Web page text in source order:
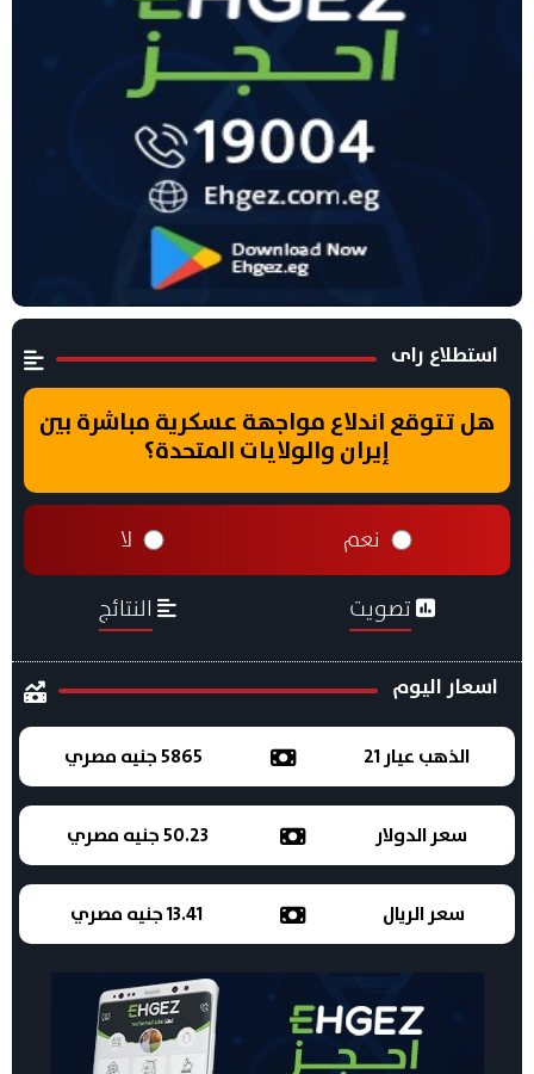
استطلاع راى
هل تتوقع اندلاع مواجهة عسكرية مباشرة بين
إيران والولايات المتحدة؟
نعم لا
تصويت النتائج
اسعار اليوم
الذهب عيار 21 5865 جنيه مصري
سعر الدولار 50.23 جنيه مصري
سعر الريال 13.41 جنيه مصري